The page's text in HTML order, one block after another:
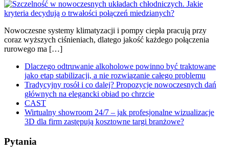
Nowoczesne systemy klimatyzacji i pompy ciepła pracują przy
coraz wyższych ciśnieniach, dlatego jakość każdego połączenia
rurowego ma […]
Dlaczego odtruwanie alkoholowe powinno być traktowane
jako etap stabilizacji, a nie rozwiązanie całego problemu
Tradycyjny rosół i co dalej? Propozycje nowoczesnych dań
głównych na elegancki obiad po chrzcie
CAST
Wirtualny showroom 24/7 – jak profesjonalne wizualizacje
3D dla firm zastępują kosztowne targi branżowe?
Pytania